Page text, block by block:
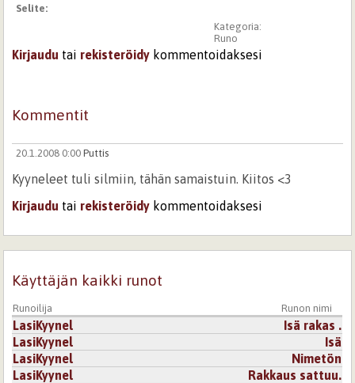
Selite:
Kategoria:
Runo
Kirjaudu tai rekisteröidy kommentoidaksesi
Kommentit
20.1.2008 0:00 Puttis
Kyyneleet tuli silmiin, tähän samaistuin. Kiitos <3
Kirjaudu tai rekisteröidy kommentoidaksesi
Käyttäjän kaikki runot
Runoilija Runon nimi
LasiKyynel
Isä rakas .
LasiKyynel
Isä
LasiKyynel
Nimetön
LasiKyynel
Rakkaus sattuu.